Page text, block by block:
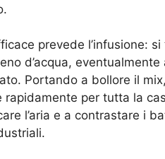
prevede l’infusione:
d’acqua,
Portando a bollore il
per tutta la
l’aria e a contrastare i